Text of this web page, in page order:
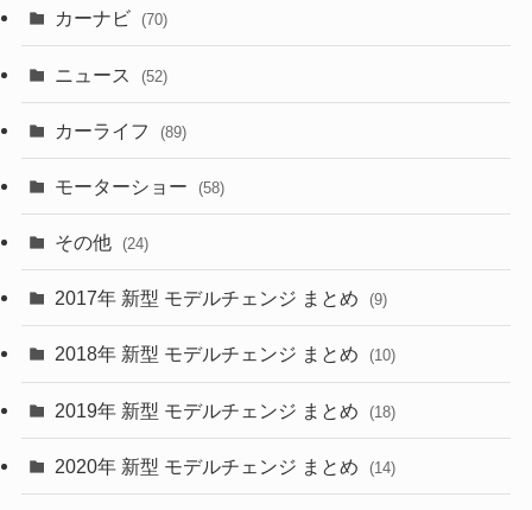
(50)
(43)
(6)
(9)
(30)
(27)
(58)
(28)
(27)
(26)
(10)
(35)
カーナビ (70)
ニュース (52)
カーライフ (89)
モーターショー (58)
その他 (24)
2017年 新型 モデルチェンジ まとめ (9)
2018年 新型 モデルチェンジ まとめ (10)
2019年 新型 モデルチェンジ まとめ (18)
2020年 新型 モデルチェンジ まとめ (14)